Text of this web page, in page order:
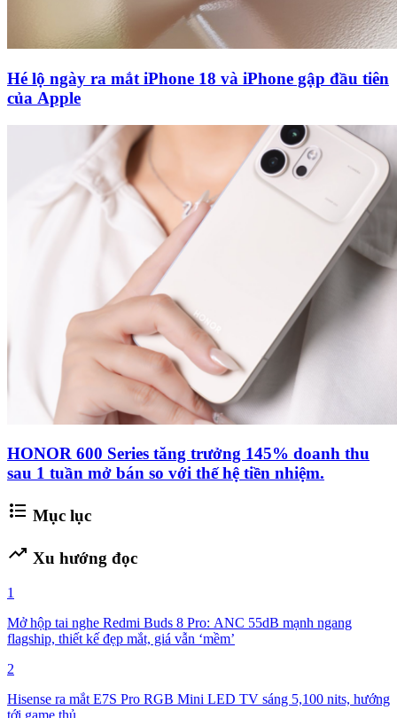
Hé lộ ngày ra mắt iPhone 18 và iPhone gập đầu tiên
của Apple
HONOR 600 Series tăng trưởng 145% doanh thu
sau 1 tuần mở bán so với thế hệ tiền nhiệm.
format_list_bulleted Mục lục
trending_up Xu hướng đọc
1
Mở hộp tai nghe Redmi Buds 8 Pro: ANC 55dB mạnh ngang
flagship, thiết kế đẹp mắt, giá vẫn ‘mềm’
2
Hisense ra mắt E7S Pro RGB Mini LED TV sáng 5,100 nits, hướng
tới game thủ